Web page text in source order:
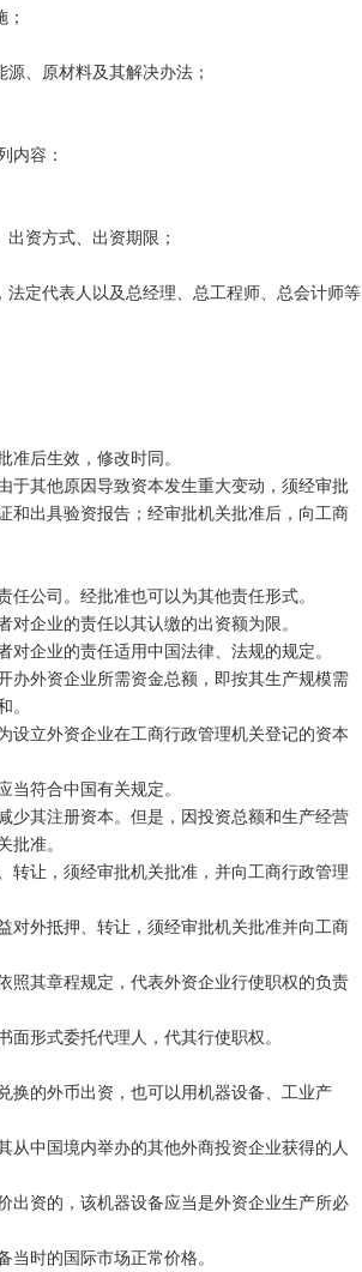
、原材料及其解决办法；
容：
资方式、出资期限；
定代表人以及总经理、总工程师、总会计师等
后生效，修改时同。
其他原因导致资本发生重大变动，须经审批
和出具验资报告；经审批机关批准后，向工商
司。经批准也可以为其他责任形式。
企业的责任以其认缴的出资额为限。
企业的责任适用中国法律、法规的规定。
外资企业所需资金总额，即按其生产规模需
。
立外资企业在工商行政管理机关登记的资本
符合中国有关规定。
其注册资本。但是，因投资总额和生产经营
批准。
让，须经审批机关批准，并向工商行政管理
外抵押、转让，须经审批机关批准并向工商
其章程规定，代表外资企业行使职权的负责
形式委托代理人，代其行使职权。
的外币出资，也可以用机器设备、工业产
中国境内举办的其他外商投资企业获得的人
资的，该机器设备应当是外资企业生产所必
时的国际市场正常价格。